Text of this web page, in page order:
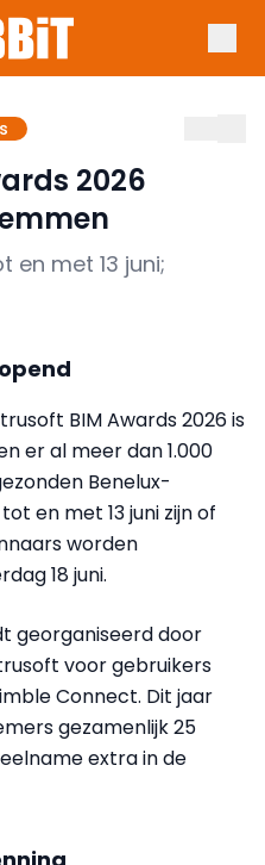
2026
en met 13 juni;
BIM Awards 2026 is
er al meer dan 1.000
Benelux-
en met 13 juni zijn of
worden
18 juni.
georganiseerd door
voor gebruikers
Connect. Dit jaar
gezamenlijk 25
extra in de